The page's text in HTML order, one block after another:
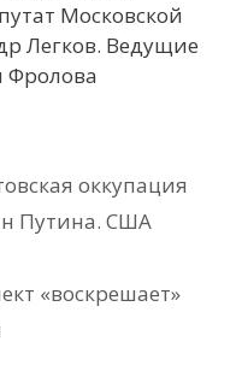
Московской
Легков. Ведущие
Фролова
оккупация
Путина. США
«воскрешает»